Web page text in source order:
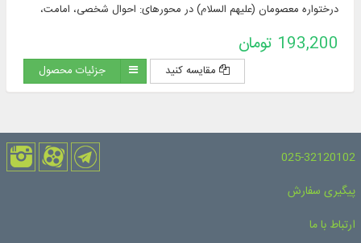
درختواره معصومان (علیهم السلام) در محورهای: احوال شخصی، امامت،
193,200 تومان
مقایسه کنید جزئیات محصول
025-32120102
پیگیری سفارش
ارتباط با ما